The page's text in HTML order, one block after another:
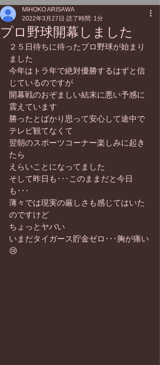
プロ野球開幕しました
MIHOKO ARISAWA
2022年3月27日 読了時間: 1分
２５日待ちに待ったプロ野球が始まり
ました
今年はトラ年で絶対優勝するはずと信
じているのですが
開幕戦のおぞましい結末に悪い予感に
震えています
勝ったとばかり思って安心して途中で
テレビ観てなくて
翌朝のスポーツコーナー楽しみに起き
たら
えらいことになってました
そして昨日も･･･このままだと今日
も･･･
薄々では現実の厳しさも感じてはいた
のですけど
ちょっとヤバい
いまだタイガース貯金ゼロ･･･胸が痛い
😢